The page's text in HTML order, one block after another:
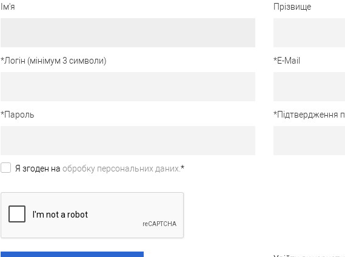
Ім'я Прізвище
*Логін (мінімум 3 символи) *E-Mail
*Пароль *Підтвердження
Я згоден на обробку персональних даних.*